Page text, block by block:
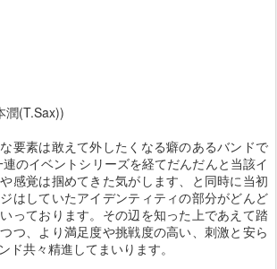
潤(T.Sax))
要素は敢えて外したくなる癖のあるバンドで
のイベントシリーズを経てだんだんと当該イ
感覚は掴めてきた気がします、と同時に当初
はしていたアイデンティティの部分がどんど
っております。その辺を知った上であえて踏
つ、より満足度や挑戦度の高い、刺激と安ら
ド共々精進してまいります。